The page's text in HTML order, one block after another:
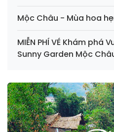
Mộc Châu - Mùa hoa
MIỄN PHÍ VÉ Khám phá
Sunny Garden Mộc